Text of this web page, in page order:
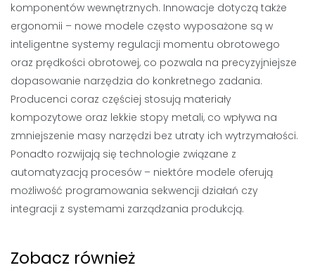
komponentów wewnętrznych. Innowacje dotyczą także
ergonomii – nowe modele często wyposażone są w
inteligentne systemy regulacji momentu obrotowego
oraz prędkości obrotowej, co pozwala na precyzyjniejsze
dopasowanie narzędzia do konkretnego zadania.
Producenci coraz częściej stosują materiały
kompozytowe oraz lekkie stopy metali, co wpływa na
zmniejszenie masy narzędzi bez utraty ich wytrzymałości.
Ponadto rozwijają się technologie związane z
automatyzacją procesów – niektóre modele oferują
możliwość programowania sekwencji działań czy
integracji z systemami zarządzania produkcją.
Zobacz również